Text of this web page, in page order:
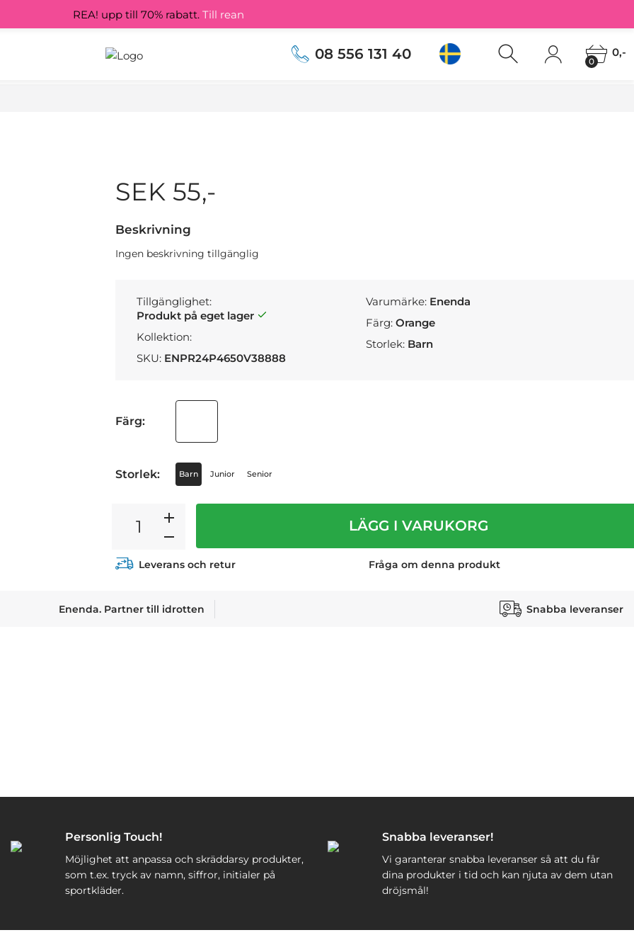
08 556 131 40 0
0,-
REA! upp till 70% rabatt. Till rean
SEK 55,-
Beskrivning
Ingen beskrivning tillgänglig
Tillgänglighet:
Produkt på eget lager
Kollektion:
SKU: ENPR24P4650V38888
Varumärke: Enenda
Färg:Orange
Storlek: Barn
Färg:
Storlek: Barn Junior Senior
LÄGG I VARUKORG
Leverans och retur Fråga om denna produkt
Enenda. Partner till idrotten Snabba leveranser
Personlig Touch!
Möjlighet att anpassa och skräddarsy produkter,
som t.ex. tryck av namn, siffror, initialer på
sportkläder.
Snabba leveranser!
Vi garanterar snabba leveranser så att du får
dina produkter i tid och kan njuta av dem utan
dröjsmål!